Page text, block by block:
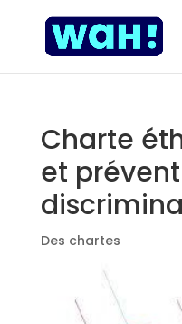
Charte
et
Des chartes